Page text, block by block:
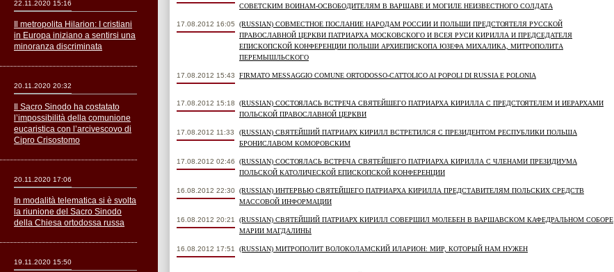
СОВЕТСКИМ ВОИНАМ-ОСВОБОДИТЕЛЯМ В ВАРШАВЕ И МОГИЛЕ НЕИЗВЕСТНОГО СОЛДАТА
17.08.2012 16:05
(RUSSIAN) СОВМЕСТНОЕ ПОСЛАНИЕ НАРОДАМ РОССИИ И ПОЛЬШИ ПРЕДСТОЯТЕЛЯ РУССКОЙ
ПРАВОСЛАВНОЙ ЦЕРКВИ ПАТРИАРХА МОСКОВСКОГО И ВСЕЯ РУСИ КИРИЛЛА И ПРЕДСЕДАТЕЛЯ
ЕПИСКОПСКОЙ КОНФЕРЕНЦИИ ПОЛЬШИ АРХИЕПИСКОПА ЮЗЕФА МИХАЛИКА, МИТРОПОЛИТА
ПЕРЕМЫШЛЬСКОГО
17.08.2012 15:43 FIRMATO MESSAGGIO COMUNE ORTODOSSO-CATTOLICO AI POPOLI DI RUSSIA E POLONIA
17.08.2012 15:18
(RUSSIAN) СОСТОЯЛАСЬ ВСТРЕЧА СВЯТЕЙШЕГО ПАТРИАРХА КИРИЛЛА С ПРЕДСТОЯТЕЛЕМ И ИЕРАРХАМИ
ПОЛЬСКОЙ ПРАВОСЛАВНОЙ ЦЕРКВИ
17.08.2012 11:33
(RUSSIAN) СВЯТЕЙШИЙ ПАТРИАРХ КИРИЛЛ ВСТРЕТИЛСЯ С ПРЕЗИДЕНТОМ РЕСПУБЛИКИ ПОЛЬША
БРОНИСЛАВОМ КОМОРОВСКИМ
17.08.2012 02:46
(RUSSIAN) СОСТОЯЛАСЬ ВСТРЕЧА СВЯТЕЙШЕГО ПАТРИАРХА КИРИЛЛА С ЧЛЕНАМИ ПРЕЗИДИУМА
ПОЛЬСКОЙ КАТОЛИЧЕСКОЙ ЕПИСКОПСКОЙ КОНФЕРЕНЦИИ
16.08.2012 22:30 (RUSSIAN) ИНТЕРВЬЮ СВЯТЕЙШЕГО ПАТРИАРХА КИРИЛЛА ПРЕДСТАВИТЕЛЯМ ПОЛЬСКИХ СРЕДСТВ
МАССОВОЙ ИНФОРМАЦИИ
16.08.2012 20:21
(RUSSIAN) СВЯТЕЙШИЙ ПАТРИАРХ КИРИЛЛ СОВЕРШИЛ МОЛЕБЕН В ВАРШАВСКОМ КАФЕДРАЛЬНОМ СОБОРЕ
МАРИИ МАГДАЛИНЫ
16.08.2012 17:51 (RUSSIAN) МИТРОПОЛИТ ВОЛОКОЛАМСКИЙ ИЛАРИОН: МИР, КОТОРЫЙ НАМ НУЖЕН
22.11.2020 15:16
Il metropolita Hilarion: I cristiani
in Europa iniziano a sentirsi una
minoranza discriminata
20.11.2020 20:32
Il Sacro Sinodo ha costatato
l’impossibilità della comunione
eucaristica con l’arcivescovo di
Cipro Crisostomo
20.11.2020 17:06
In modalità telematica si è svolta
la riunione del Sacro Sinodo
della Chiesa ortodossa russa
19.11.2020 15:50